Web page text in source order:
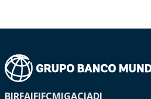
BIRFAIFIFCMIGACIADI